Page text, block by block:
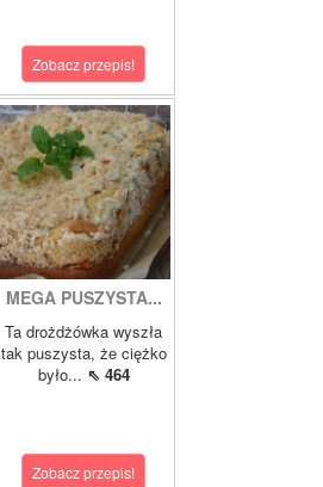
Zobacz przepis!
MEGA PUSZYSTA...
Ta drożdżówka wyszła
tak puszysta, że ciężko
było... ⇖ 464
Zobacz przepis!